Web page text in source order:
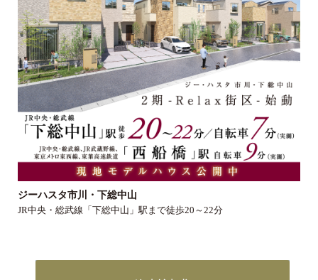
ジーハスタ市川・下総中山
JR中央・総武線「下総中山」駅まで徒歩20～22分